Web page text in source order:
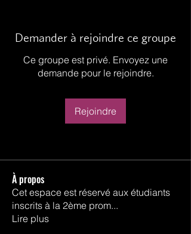
Demander à rejoindre ce groupe
Ce groupe est privé. Envoyez une
demande pour le rejoindre.
Rejoindre
À propos
Cet espace est réservé aux étudiants
inscrits à la 2ème prom...
Lire plus